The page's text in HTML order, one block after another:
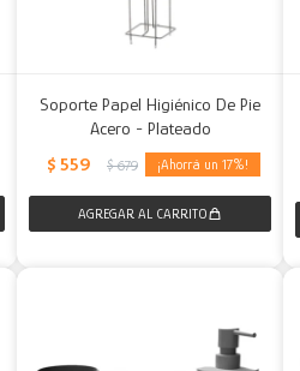
Soporte Papel Higiénico De Pie
Acero - Plateado
$ 559 $ 679 17